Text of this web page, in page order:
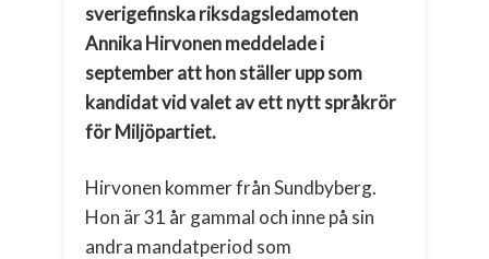
sverigefinska riksdagsledamoten
Annika Hirvonen meddelade i
september att hon ställer upp som
kandidat vid valet av ett nytt språkrör
för Miljöpartiet.
Hirvonen kommer från Sundbyberg.
Hon är 31 år gammal och inne på sin
andra mandatperiod som